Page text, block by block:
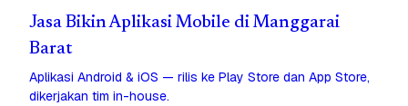
Jasa Bikin Aplikasi Mobile di Manggarai
Barat
Aplikasi Android & iOS — rilis ke Play Store dan App Store,
dikerjakan tim in-house.